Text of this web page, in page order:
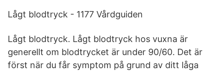
Lågt blodtryck - 1177 Vårdguiden
Lågt blodtryck. Lågt blodtryck hos vuxna är
generellt om blodtrycket är under 90/60. Det är
först när du får symptom på grund av ditt låga